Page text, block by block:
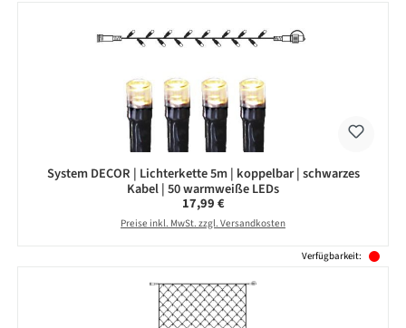
System DECOR | Lichterkette 5m | koppelbar | schwarzes
Kabel | 50 warmweiße LEDs
Regulärer Preis:
17,99 €
Preise inkl. MwSt. zzgl. Versandkosten
Verfügbarkeit: